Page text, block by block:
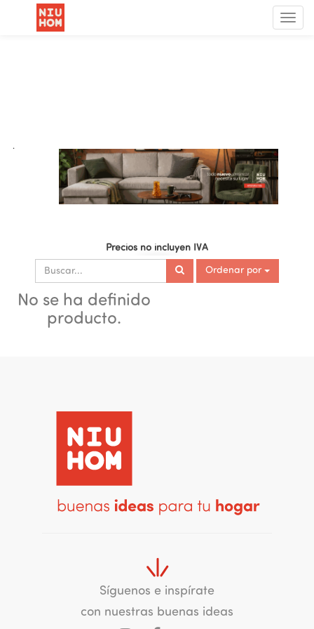
Menú
de
.
Precios no incluyen IVA
Ordenar por
No se ha definido
producto.
Síguenos e inspírate
con nuestras buenas ideas